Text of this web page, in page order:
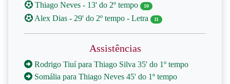
Thiago Neves - 13' do 2º tempo 10
Alex Dias - 29' do 2º tempo - Letra 11
Assistências
Rodrigo Tiuí para Thiago Silva 35' do 1º tempo
Somália para Thiago Neves 45' do 1º tempo